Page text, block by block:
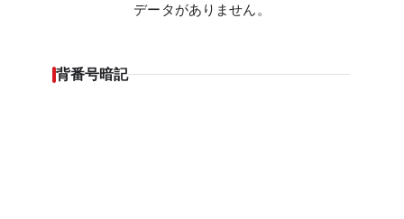
データがありません。
背番号暗記